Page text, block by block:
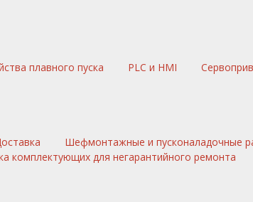
плавного пуска PLC и HMI
Шефмонтажные и пусконаладочные
комплектующих для негарантийного ремонта